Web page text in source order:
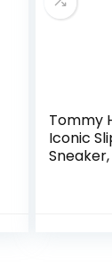
Tommy
Iconic